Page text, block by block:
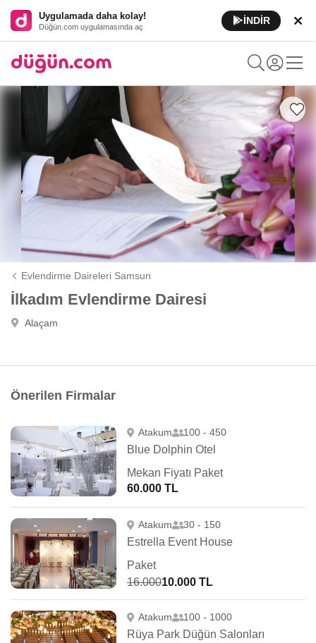
Uygulamada daha kolay!
Düğün.com uygulamasında aç
İNDİR
Evlendirme Daireleri Samsun
İlkadım Evlendirme Dairesi
Alaçam
Önerilen Firmalar
Atakum 100 - 450
Blue Dolphin Otel
Mekan Fiyatı Paket
60.000 TL
Atakum 30 - 150
Estrella Event House
Paket
16.00010.000 TL
Atakum 100 - 1000
Rüya Park Düğün Salonları